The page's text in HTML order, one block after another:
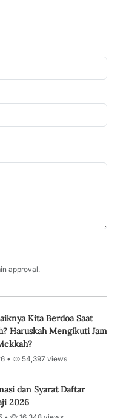
approval.
Kita Berdoa Saat
Haruskah Mengikuti Jam
• 54,397 views
dan Syarat Daftar
2026